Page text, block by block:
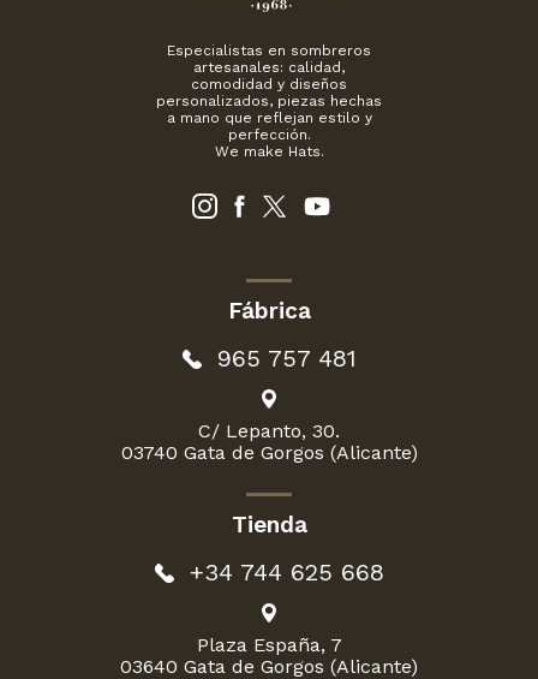
Especialistas en sombreros
artesanales: calidad,
comodidad y diseños
personalizados, piezas hechas
a mano que reflejan estilo y
perfección.
We make Hats.
Fábrica
965 757 481
C/ Lepanto, 30.
03740 Gata de Gorgos (Alicante)
Tienda
+34 744 625 668
Plaza España, 7
03640 Gata de Gorgos (Alicante)